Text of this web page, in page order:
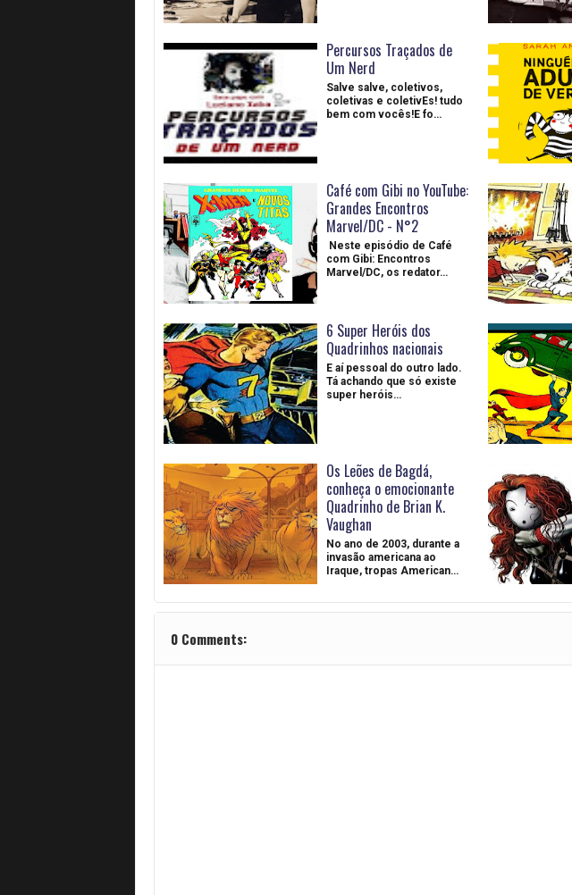
Percursos Traçados de
Um Nerd
Salve salve, coletivos,
coletivas e coletivEs! tudo
bem com vocês!E fo…
Café com Gibi no YouTube:
Grandes Encontros
Marvel/DC - N°2
Neste episódio de Café
com Gibi: Encontros
Marvel/DC, os redator…
6 Super Heróis dos
Quadrinhos nacionais
E aí pessoal do outro lado.
Tá achando que só existe
super heróis…
Os Leões de Bagdá,
conheça o emocionante
Quadrinho de Brian K.
Vaughan
No ano de 2003, durante a
invasão americana ao
Iraque, tropas American…
0 Comments: